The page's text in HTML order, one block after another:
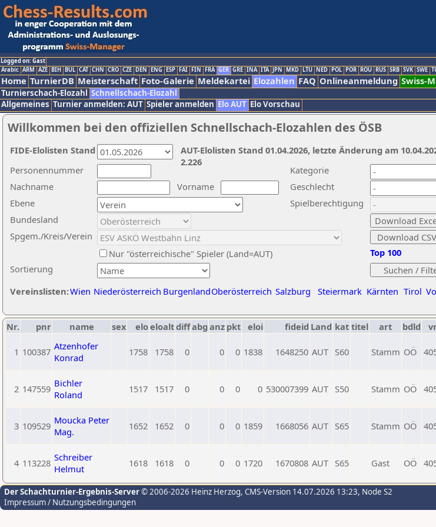
Logged on: Gast
Arabic ARM AZE BIH BUL CAT CHN CRO CZE DEN ENG ESP FAI FIN FRA GER GRE INA ITA JPN MKD LTU NED POL POR ROU RUS SRB SVK SWE
Home TurnierDB Meisterschaft Foto-Galerie Meldekartei Elozahlen FAQ Onlineanmeldung Swiss-
Turnierschach-Elozahl Schnellschach-Elozahl
Allgemeines Turnier anmelden: AUT Spieler anmelden Elo AUT Elo Vorschau
Willkommen bei den offiziellen Schnellschach-Elozahlen des ÖSB
Nachname
Vorname
Ebene
Kategorie
Sortierung
Personennummer
Bundesland
Spgem./Kreis/Verein
Geschlecht
Nur "österreichische" Spieler (Land=AUT)
Spielberechtigung
Vereinslisten:Wien Niederösterreich BurgenlandOberösterreich Salzburg Steiermark Kärnten Tirol
Top 100
AUT-Elolisten Stand 01.04.2026, letzte Änderung am
2.226
FIDE-Elolisten Stand
Nr. pnr name sex eloeloaltdiffabg anz pkt eloi fideid Land kat titel art bdld
1 100387 Atzenhofer
Konrad
1758 1758 0 0 0 1838 1648250 AUT S60 Stamm OÖ
2 147559 Bichler
Roland
1517 1517 0 0 0 0 530007399 AUT S50 Stamm OÖ
3 109529 Moucka Peter
Mag.
1652 1652 0 0 0 1859 1668056 AUT S65 Stamm OÖ
4 113228 Schreiber
Helmut
1618 1618 0 0 0 1720 1670808 AUT S65 Gast OÖ
Der Schachturnier-Ergebnis-Server© 2006-2026 Heinz Herzog, CMS-Version 14.07.2026 13:23, Node S2
Impressum / Nutzungsbedingungen